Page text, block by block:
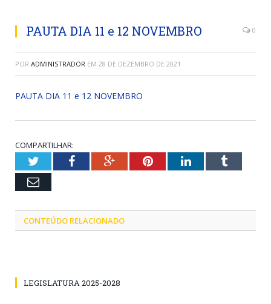
PAUTA DIA 11 e 12 NOVEMBRO 0
POR ADMINISTRADOR EM 28 DE DEZEMBRO DE 2021
PAUTA DIA 11 e 12 NOVEMBRO
COMPARTILHAR:
TwitterFacebookGoogle+PinterestLinkedInTumblr
Email
CONTEÚDO RELACIONADO
LEGISLATURA 2025-2028